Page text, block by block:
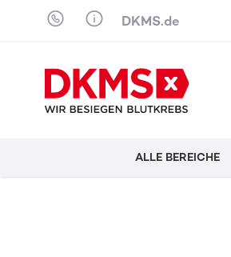
Skip to content
DKMS.de
ALLE BEREICHE